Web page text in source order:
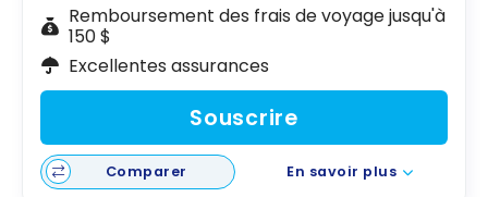
Remboursement des frais de voyage jusqu'à
150 $
Excellentes assurances
Souscrire
Comparer En savoir plus